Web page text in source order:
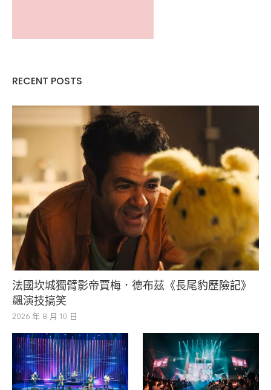
RECENT POSTS
法國坎城獨臂影帝賈梅．德布茲《長尾豹歷險記》
飆演技搞笑
2026 年 8 月 10 日